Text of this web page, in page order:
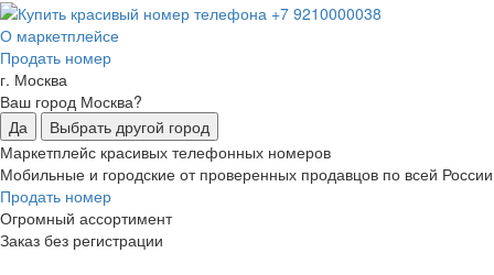
О маркетплейсе
Продать номер
г. Москва
Ваш город Москва?
Да
Выбрать другой город
Маркетплейс красивых телефонных номеров
Мобильные и городские от проверенных продавцов по всей России
Продать номер
Огромный ассортимент
Заказ без регистрации